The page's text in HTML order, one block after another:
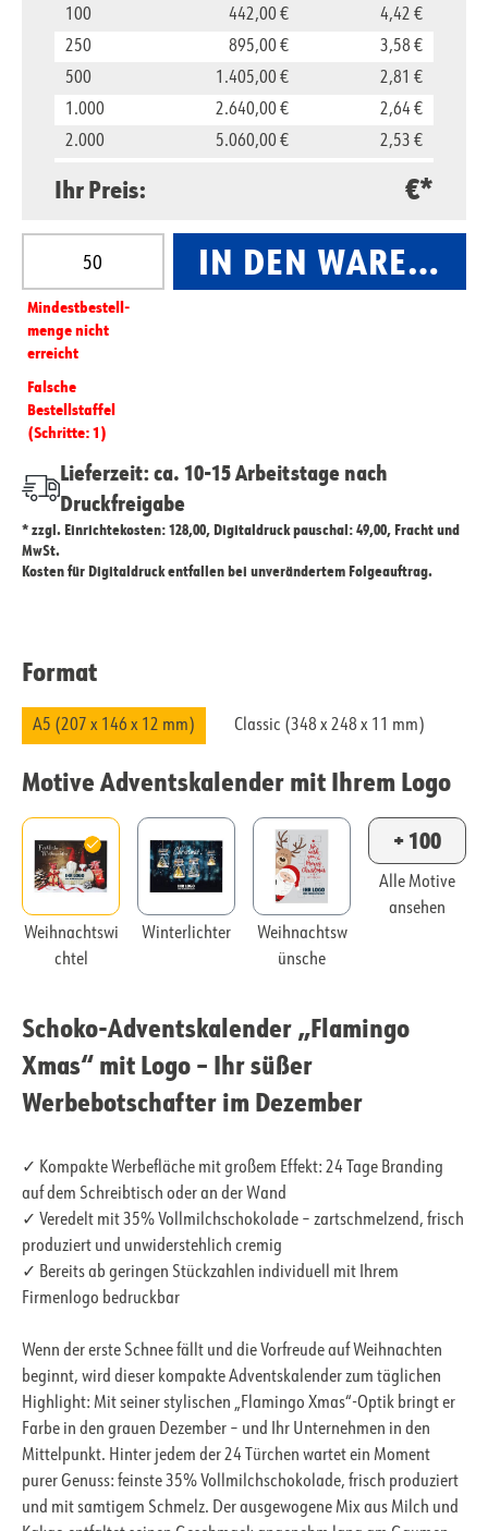
100
442,00 €
4,42 €
250
895,00 €
3,58 €
500
1.405,00 €
2,81 €
1.000
2.640,00 €
2,64 €
2.000
5.060,00 €
2,53 €
2,35 €
Ihr Preis: €*
Produkt Anzahl: Gib den gewünschten Wert ein
Mindest­­bestell­­
menge nicht
erreicht
Falsche
Bestellstaffel
(Schritte: 1)
IN DEN
Lieferzeit: ca. 10-15 Arbeitstage nach
Druckfreigabe
* zzgl. Einrichtekosten: 128,00, Digitaldruck pauschal: 49,00, Fracht und
MwSt.
Kosten für Digitaldruck entfallen bei unverändertem Folgeauftrag.
Format
A5 (207 x 146 x 12 mm) Classic (348 x 248 x 11 mm)
Motive Adventskalender mit Ihrem Logo
Weihnachtswi
chtel
Winterlichter
Weihnachtsw
ünsche
+ 100
Alle Motive
ansehen
Schoko-Adventskalender „Flamingo
Xmas“ mit Logo – Ihr süßer
Werbebotschafter im Dezember
✓ Kompakte Werbefläche mit großem Effekt: 24 Tage Branding
auf dem Schreibtisch oder an der Wand
✓ Veredelt mit 35% Vollmilchschokolade – zartschmelzend, frisch
produziert und unwiderstehlich cremig
✓ Bereits ab geringen Stückzahlen individuell mit Ihrem
Firmenlogo bedruckbar
Wenn der erste Schnee fällt und die Vorfreude auf Weihnachten
beginnt, wird dieser kompakte Adventskalender zum täglichen
Highlight: Mit seiner stylischen „Flamingo Xmas“-Optik bringt er
Farbe in den grauen Dezember – und Ihr Unternehmen in den
Mittelpunkt. Hinter jedem der 24 Türchen wartet ein Moment
purer Genuss: feinste 35% Vollmilchschokolade, frisch produziert
und mit samtigem Schmelz. Der ausgewogene Mix aus Milch und